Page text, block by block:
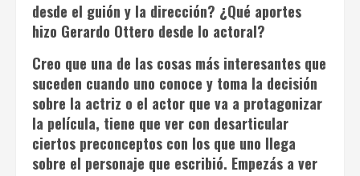
desde el guión y la dirección? ¿Qué aportes
hizo Gerardo Ottero desde lo actoral?
Creo que una de las cosas más interesantes que
suceden cuando uno conoce y toma la decisión
sobre la actriz o el actor que va a protagonizar
la película, tiene que ver con desarticular
ciertos preconceptos con los que uno llega
sobre el personaje que escribió. Empezás a ver